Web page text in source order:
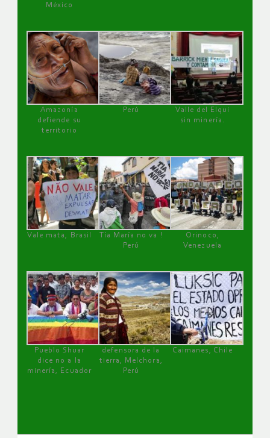
México
Amazonía
defiende su
territorio
Perú
Valle del Elqui
sin minería.
Vale mata, Brasil
Tía María no va !
Perú
Orinoco,
Venezuela
Pueblo Shuar
dice no a la
minería, Ecuador
defensora de la
tierra, Melchora,
Perú
Caimanes, Chile